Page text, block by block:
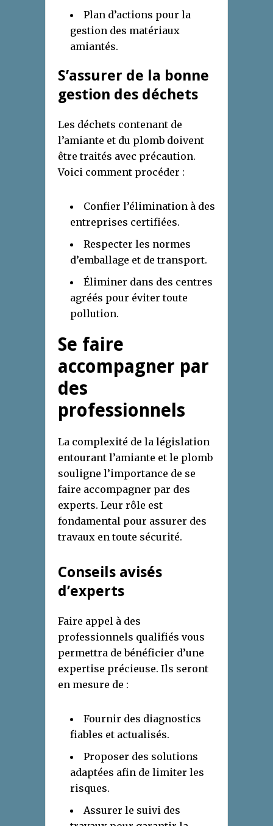
Plan d’actions pour la
gestion des matériaux
amiantés.
S’assurer de la bonne
gestion des déchets
Les déchets contenant de
l’amiante et du plomb doivent
être traités avec précaution.
Voici comment procéder :
Confier l’élimination à des
entreprises certifiées.
Respecter les normes
d’emballage et de transport.
Éliminer dans des centres
agréés pour éviter toute
pollution.
Se faire
accompagner par
des
professionnels
La complexité de la législation
entourant l’amiante et le plomb
souligne l’importance de se
faire accompagner par des
experts. Leur rôle est
fondamental pour assurer des
travaux en toute sécurité.
Conseils avisés
d’experts
Faire appel à des
professionnels qualifiés vous
permettra de bénéficier d’une
expertise précieuse. Ils seront
en mesure de :
Fournir des diagnostics
fiables et actualisés.
Proposer des solutions
adaptées afin de limiter les
risques.
Assurer le suivi des